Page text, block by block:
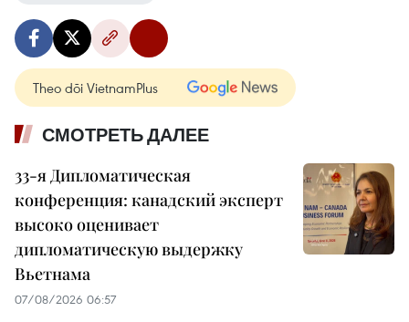
Theo dõi VietnamPlus
СМОТРЕТЬ ДАЛЕЕ
33-я Дипломатическая
конференция: канадский эксперт
высоко оценивает
дипломатическую выдержку
Вьетнама
07/08/2026 06:57